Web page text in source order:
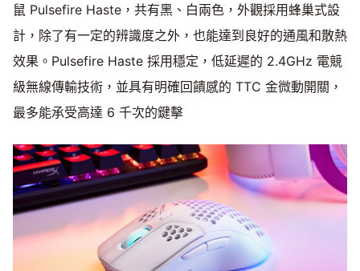
鼠 Pulsefire Haste，共有黑、白兩色，外觀採用蜂巢式設
計，除了有一定的辨識度之外，也能達到良好的通風和散熱
效果。Pulsefire Haste 採用穩定，低延遲的 2.4GHz 電競
級無線傳輸技術，並具有明確回饋感的 TTC 金微動開關，
最多能承受高達 6 千次的鍵擊